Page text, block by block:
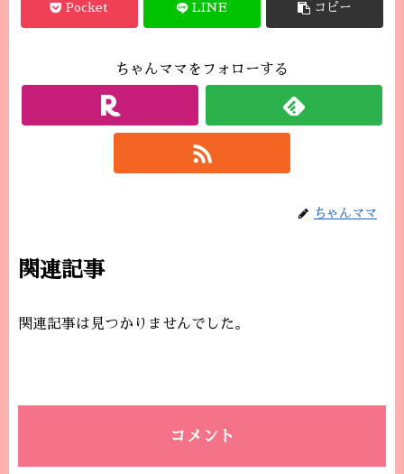
Pocket LINE コピー
ちゃんママをフォローする
ちゃんママ
関連記事
関連記事は見つかりませんでした。
コメント